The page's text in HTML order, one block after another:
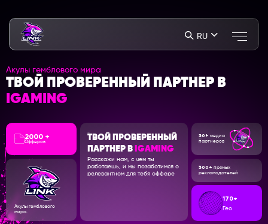
Акулы гемблового мира
ТВОЙ ПРОВЕРЕННЫЙ ПАРТНЕР В
IGAMING
2000 +
Офферов
Акулы гемблового
мира.
ТВОЙ ПРОВЕРЕННЫЙ
ПАРТНЕР В IGAMING
Расскажи нам, с чем ты
работаешь, и мы позаботимся о
релевантном для тебя оффере
50+ медиа
партнеров
500+ прямых
рекламодателей
170+
Гео